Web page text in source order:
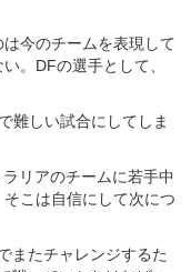
今のチームを表現して
。DFの選手として、
難しい試合にしてしま
リアのチームに若手中
こは自信にして次につ
またチャレンジするた